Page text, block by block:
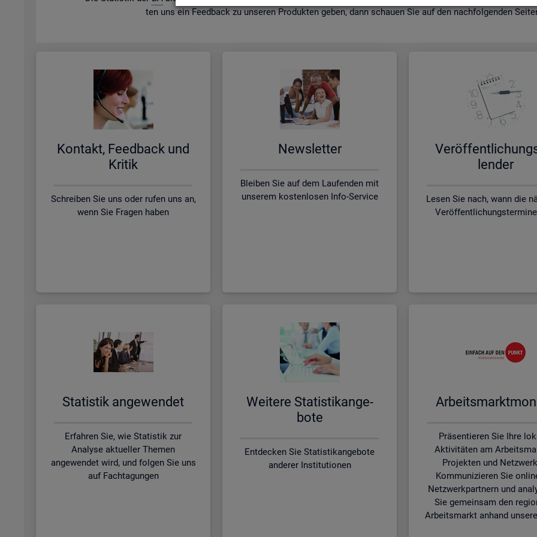
ten uns ein Feed­back zu un­se­ren Pro­duk­ten geben, dann schau­en Sie auf den nach­fol­gen­den
Kon­takt, Feed­back und
Kri­tik
Schreiben Sie uns oder rufen uns an,
wenn Sie Fragen haben
News­let­ter
Bleiben Sie auf dem Laufenden mit
unserem kostenlosen Info-Service
len­der
Lesen Sie nach, wann die
Sta­tis­tik an­ge­wen­det
Erfahren Sie, wie Statistik zur
Analyse aktueller Themen
angewendet wird, und folgen Sie uns
auf Fachtagungen
Wei­te­re Sta­tis­tik­an­ge­
bo­te
Entdecken Sie Statistikangebote
anderer Institutionen
Präsentieren Sie Ihre
Aktivitäten am
Projekten und
Kommunizieren Sie
Netzwerkpartnern und
Sie gemeinsam den
Arbeitsmarkt anhand